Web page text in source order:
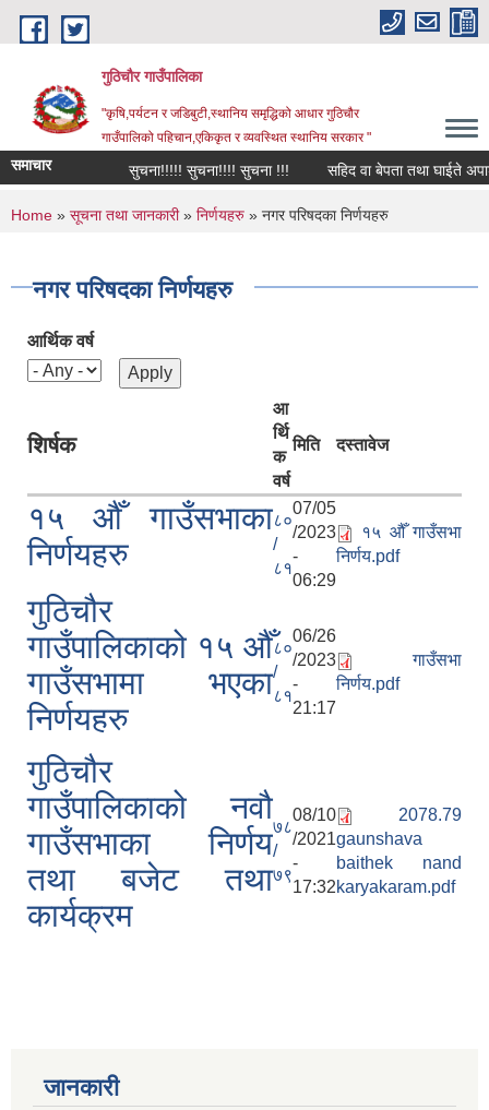
Skip to main content
गुठिचौर गाउँपालिका
"कृषि,पर्यटन र जडिबुटी,स्थानिय समृद्धिको आधार गुठिचौर
गाउँपालिको पहिचान,एकिकृत र व्यवस्थित स्थानिय सरकार "
समाचार सुचना!!!!! सुचना!!!! सुचना !!! सहिद वा बेपता तथा घाईते
You are here
Home » सूचना तथा जानकारी» निर्णयहरु » नगर परिषदका निर्णयहरु
नगर परिषदका निर्णयहरु
आर्थिक वर्ष
शिर्षक
आ
र्थि
क
वर्ष
मिति दस्तावेज
१५ औँ गाउँसभाका
निर्णयहरु
८०
/
८१
07/05
/2023
-
06:29
१५ औँ गाउँसभा
निर्णय.pdf
गुठिचौर
गाउँपालिकाको १५ औँ
गाउँसभामा भएका
निर्णयहरु
८०
/
८१
06/26
/2023
-
21:17
गाउँसभा
निर्णय.pdf
गुठिचौर
गाउँपालिकाको नवौ
गाउँसभाका निर्णय
तथा बजेट तथा
कार्यक्रम
७८
/
७९
08/10
/2021
-
17:32
2078.79
gaunshava
baithek nand
karyakaram.pdf
जानकारी